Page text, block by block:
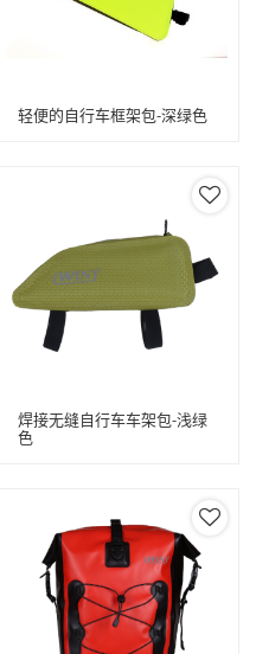
轻便的自行车框架包-深绿色
焊接无缝自行车车架包-浅绿
色